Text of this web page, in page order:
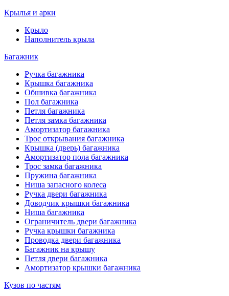
Крылья и арки
Крыло
Наполнитель крыла
Багажник
Ручка багажника
Крышка багажника
Обшивка багажника
Пол багажника
Петля багажника
Петля замка багажника
Амортизатор багажника
Трос открывания багажника
Крышка (дверь) багажника
Амортизатор пола багажника
Трос замка багажника
Пружина багажника
Ниша запасного колеса
Ручка двери багажника
Доводчик крышки багажника
Ниша багажника
Ограничитель двери багажника
Ручка крышки багажника
Проводка двери багажника
Багажник на крышу
Петля двери багажника
Амортизатор крышки багажника
Кузов по частям